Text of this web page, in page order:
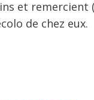
et remercient
de chez eux.